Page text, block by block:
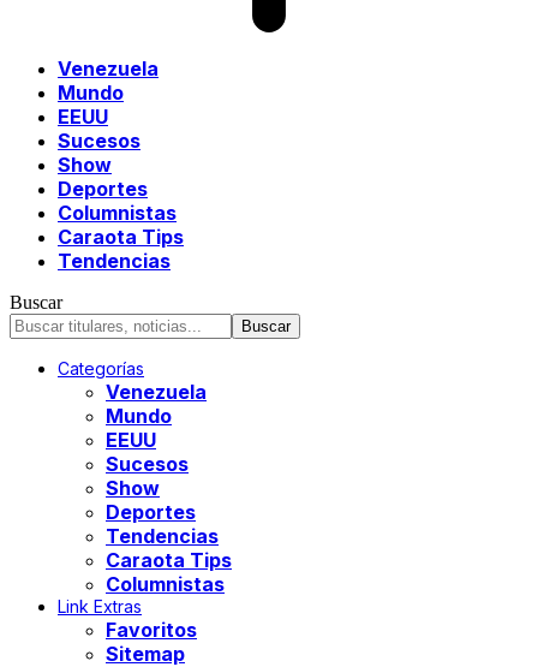
Venezuela
Mundo
EEUU
Sucesos
Show
Deportes
Columnistas
Caraota Tips
Tendencias
Buscar
Categorías
Venezuela
Mundo
EEUU
Sucesos
Show
Deportes
Tendencias
Caraota Tips
Columnistas
Link Extras
Favoritos
Sitemap